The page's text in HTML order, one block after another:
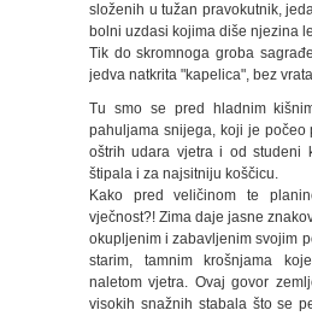
složenih u tužan pravokutnik,
bolni uzdasi kojima diše njezina
Tik do skromnoga groba
jedva natkrita "kapelica", bez
Tu smo se pred hladnim
pahuljama snijega, koji je počeo
oštrih udara vjetra i od studeni
štipala i za najsitniju koščicu.
Kako pred veličinom te
vječnost?! Zima daje jasne
okupljenim i zabavljenim svojim
starim, tamnim krošnjama
naletom vjetra. Ovaj govor
visokih snažnih stabala što se